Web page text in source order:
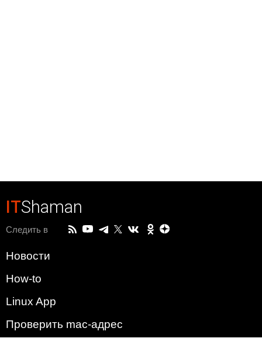
ITShaman
Следить в
Новости
How-to
Linux App
Проверить mac-адрес